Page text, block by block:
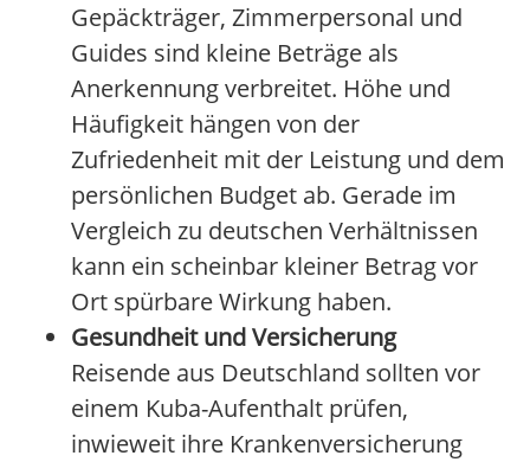
Gepäckträger, Zimmerpersonal und
Guides sind kleine Beträge als
Anerkennung verbreitet. Höhe und
Häufigkeit hängen von der
Zufriedenheit mit der Leistung und dem
persönlichen Budget ab. Gerade im
Vergleich zu deutschen Verhältnissen
kann ein scheinbar kleiner Betrag vor
Ort spürbare Wirkung haben.
Gesundheit und Versicherung
Reisende aus Deutschland sollten vor
einem Kuba-Aufenthalt prüfen,
inwieweit ihre Krankenversicherung